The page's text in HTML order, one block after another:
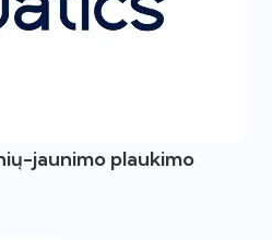
jaunimo plaukimo